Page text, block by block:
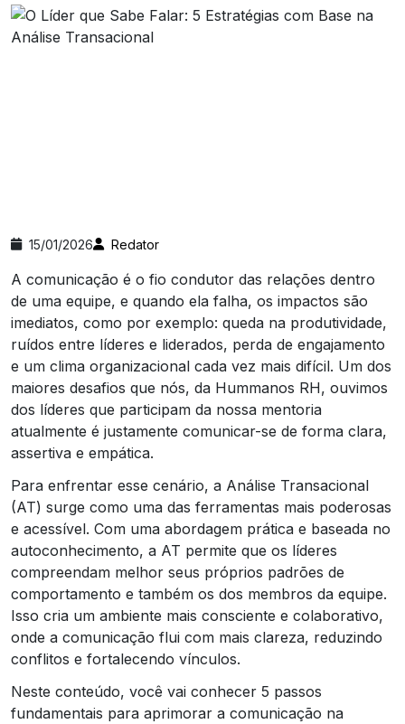
15/01/2026 Redator
A comunicação é o fio condutor das relações dentro
de uma equipe, e quando ela falha, os impactos são
imediatos, como por exemplo: queda na produtividade,
ruídos entre líderes e liderados, perda de engajamento
e um clima organizacional cada vez mais difícil. Um dos
maiores desafios que nós, da Hummanos RH, ouvimos
dos líderes que participam da nossa mentoria
atualmente é justamente comunicar-se de forma clara,
assertiva e empática.
Para enfrentar esse cenário, a Análise Transacional
(AT) surge como uma das ferramentas mais poderosas
e acessível. Com uma abordagem prática e baseada no
autoconhecimento, a AT permite que os líderes
compreendam melhor seus próprios padrões de
comportamento e também os dos membros da equipe.
Isso cria um ambiente mais consciente e colaborativo,
onde a comunicação flui com mais clareza, reduzindo
conflitos e fortalecendo vínculos.
Neste conteúdo, você vai conhecer 5 passos
fundamentais para aprimorar a comunicação na